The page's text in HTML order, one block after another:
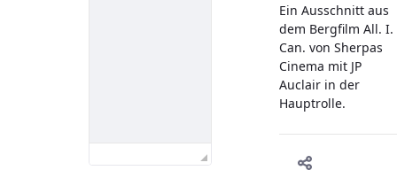
Ein Ausschnitt aus
dem Bergfilm All. I.
Can. von Sherpas
Cinema mit JP
Auclair in der
Hauptrolle.